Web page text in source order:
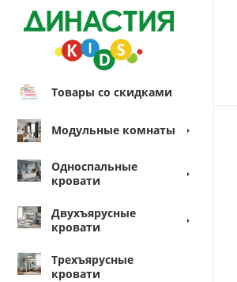
Товары со скидками
Модульные комнаты
Односпальные
кровати
Двухъярусные
кровати
Трехъярусные
кровати